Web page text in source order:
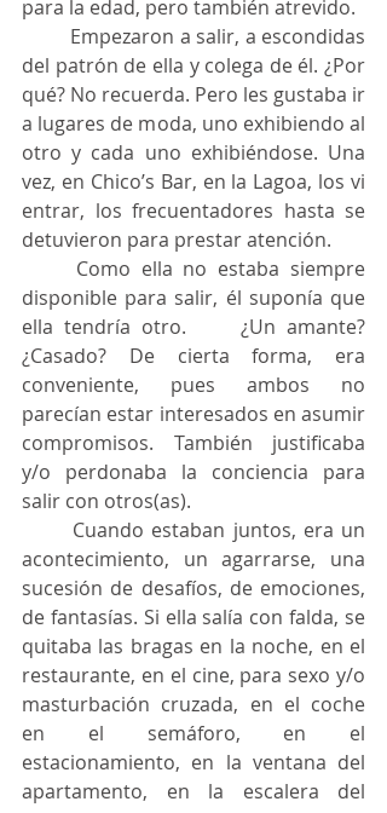
para la edad, pero también atrevido.
del patrón de ella y colega de él. ¿Por
qué? No recuerda. Pero les gustaba ir
a lugares de moda, uno exhibiendo al
otro y cada uno exhibiéndose. Una
vez, en Chico’s Bar, en la Lagoa, los vi
entrar, los frecuentadores hasta se
detuvieron para prestar atención.
disponible para salir, él suponía que
ella tendría otro. 	¿Un amante?
¿Casado? De cierta forma, era
conveniente, pues ambos no
parecían estar interesados en asumir
compromisos. También justificaba
y/o perdonaba la conciencia para
salir con otros(as).
acontecimiento, un agarrarse, una
sucesión de desafíos, de emociones,
de fantasías. Si ella salía con falda, se
quitaba las bragas en la noche, en el
restaurante, en el cine, para sexo y/o
masturbación cruzada, en el coche
en el semáforo, en el
estacionamiento, en la ventana del
apartamento, en la escalera del